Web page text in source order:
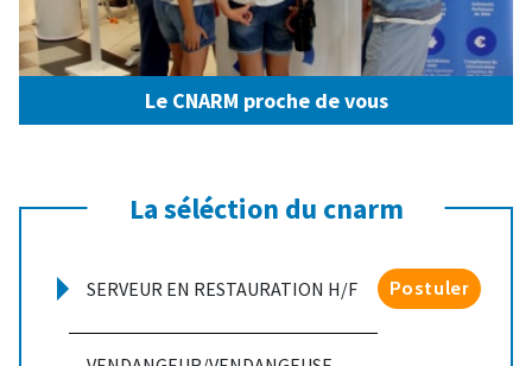
Le CNARM proche de vous
La séléction du cnarm
SERVEUR EN RESTAURATION H/F Postuler